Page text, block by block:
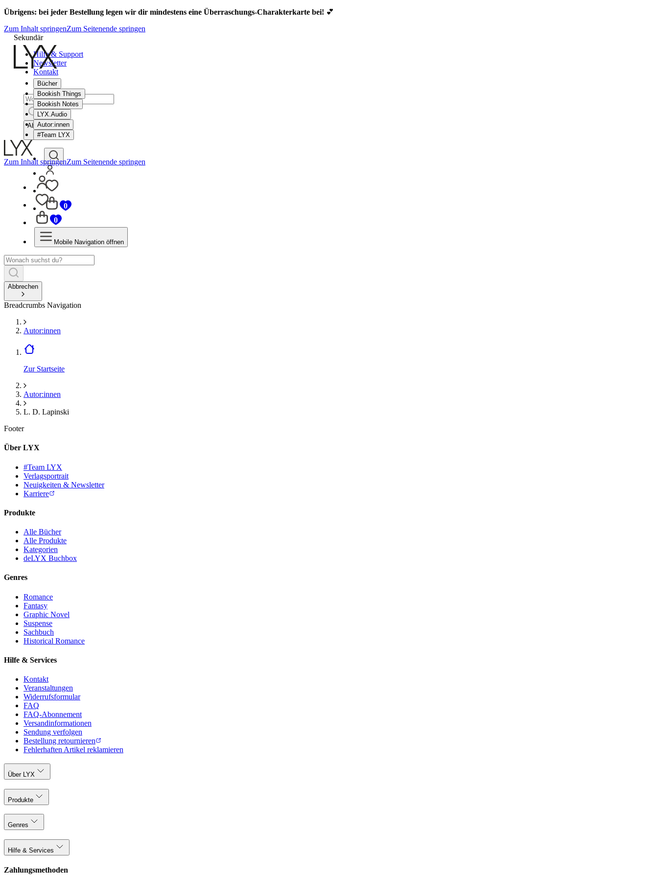
Übrigens: bei jeder Bestellung legen wir dir mindestens eine Überraschungs-Charakterkarte bei! 💕
Zum Inhalt springenZum Seitenende springen
Sekundär
Hilfe & Support
Newsletter
Kontakt
Bücher
Bookish Things
Bookish Notes
LYX.Audio
Autor:innen
#Team LYX
0
Abbrechen
Zum Inhalt springenZum Seitenende springen
0
Mobile Navigation öffnen
Abbrechen
Breadcrumbs Navigation
Autor:innen
Zur Startseite
Autor:innen
L. D. Lapinski
Footer
Über LYX
#Team LYX
Verlagsportrait
Neuigkeiten & Newsletter
Karriere
Produkte
Alle Bücher
Alle Produkte
Kategorien
deLYX Buchbox
Genres
Romance
Fantasy
Graphic Novel
Suspense
Sachbuch
Historical Romance
Hilfe & Services
Kontakt
Veranstaltungen
Widerrufsformular
FAQ
FAQ-Abonnement
Versandinformationen
Sendung verfolgen
Bestellung retournieren
Fehlerhaften Artikel reklamieren
Über LYX
Produkte
Genres
Hilfe & Services
Zahlungsmethoden